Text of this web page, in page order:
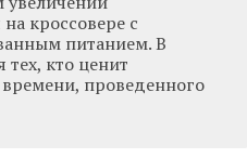
кроссовере с
питанием. В
кто ценит
проведенного